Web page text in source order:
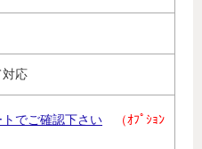
対応
でご確認下さい
（ｵﾌﾟｼｮﾝ